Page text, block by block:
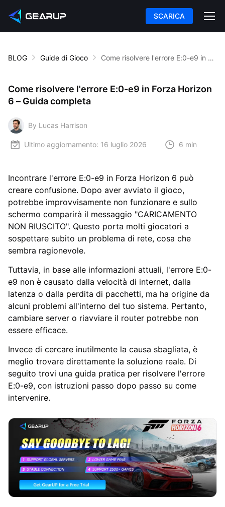
SCARICA
BLOG Guide di Gioco Come risolvere l'errore E:0-e9 in Forza Horizon 6 – Guida completa
Come risolvere l'errore E:0-e9 in Forza Horizon
6 – Guida completa
By Lucas Harrison
Ultimo aggiornamento: 16 luglio 2026 6 min
Incontrare l'errore E:0-e9 in Forza Horizon 6 può
creare confusione. Dopo aver avviato il gioco,
potrebbe improvvisamente non funzionare e sullo
schermo comparirà il messaggio "CARICAMENTO
NON RIUSCITO". Questo porta molti giocatori a
sospettare subito un problema di rete, cosa che
sembra ragionevole.
Tuttavia, in base alle informazioni attuali, l'errore E:0-
e9 non è causato dalla velocità di internet, dalla
latenza o dalla perdita di pacchetti, ma ha origine da
alcuni problemi all'interno del tuo sistema. Pertanto,
cambiare server o riavviare il router potrebbe non
essere efficace.
Invece di cercare inutilmente la causa sbagliata, è
meglio trovare direttamente la soluzione reale. Di
seguito trovi una guida pratica per risolvere l'errore
E:0-e9, con istruzioni passo dopo passo su come
intervenire.